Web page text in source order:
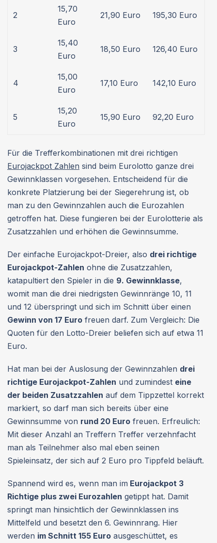
2
15,70
Euro
21,90 Euro 195,30 Euro
3
15,40
Euro
18,50 Euro 126,40 Euro
4
15,00
Euro
17,10 Euro 142,10 Euro
5
15,20
Euro
15,90 Euro 92,20 Euro
Für die Trefferkombinationen mit drei richtigen
Eurojackpot Zahlen sind beim Eurolotto ganze drei
Gewinnklassen vorgesehen. Entscheidend für die
konkrete Platzierung bei der Siegerehrung ist, ob
man zu den Gewinnzahlen auch die Eurozahlen
getroffen hat. Diese fungieren bei der Eurolotterie als
Zusatzzahlen und erhöhen die Gewinnsumme.
Der einfache Eurojackpot-Dreier, also drei richtige
Eurojackpot-Zahlen ohne die Zusatzzahlen,
katapultiert den Spieler in die 9. Gewinnklasse,
womit man die drei niedrigsten Gewinnränge 10, 11
und 12 überspringt und sich im Schnitt über einen
Gewinn von 17 Euro freuen darf. Zum Vergleich: Die
Quoten für den Lotto-Dreier beliefen sich auf etwa 11
Euro.
Hat man bei der Auslosung der Gewinnzahlen drei
richtige Eurojackpot-Zahlen und zumindest eine
der beiden Zusatzzahlen auf dem Tippzettel korrekt
markiert, so darf man sich bereits über eine
Gewinnsumme von rund 20 Euro freuen. Erfreulich:
Mit dieser Anzahl an Treffern Treffer verzehnfacht
man als Teilnehmer also mal eben seinen
Spieleinsatz, der sich auf 2 Euro pro Tippfeld beläuft.
Spannend wird es, wenn man im Eurojackpot 3
Richtige plus zwei Eurozahlen getippt hat. Damit
springt man hinsichtlich der Gewinnklassen ins
Mittelfeld und besetzt den 6. Gewinnrang. Hier
werden im Schnitt 155 Euro ausgeschüttet, es